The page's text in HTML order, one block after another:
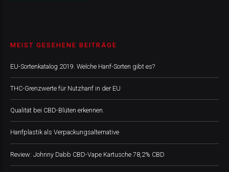
MEIST GESEHENE BEITRÄGE
EU-Sortenkatalog 2019. Welche Hanf-Sorten gibt es?
THC-Grenzwerte für Nutzhanf in der EU
Qualität bei CBD-Blüten erkennen.
Hanfplastik als Verpackungsalternative
Review: Johnny Dabb CBD-Vape Kartusche 78,2% CBD